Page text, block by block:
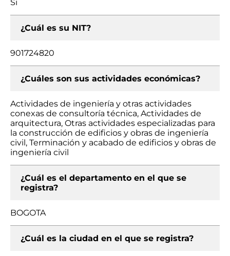
Si
¿Cuál es su NIT?
901724820
¿Cuáles son sus actividades económicas?
Actividades de ingeniería y otras actividades
conexas de consultoría técnica, Actividades de
arquitectura, Otras actividades especializadas para
la construcción de edificios y obras de ingeniería
civil, Terminación y acabado de edificios y obras de
ingeniería civil
¿Cuál es el departamento en el que se
registra?
BOGOTA
¿Cuál es la ciudad en el que se registra?